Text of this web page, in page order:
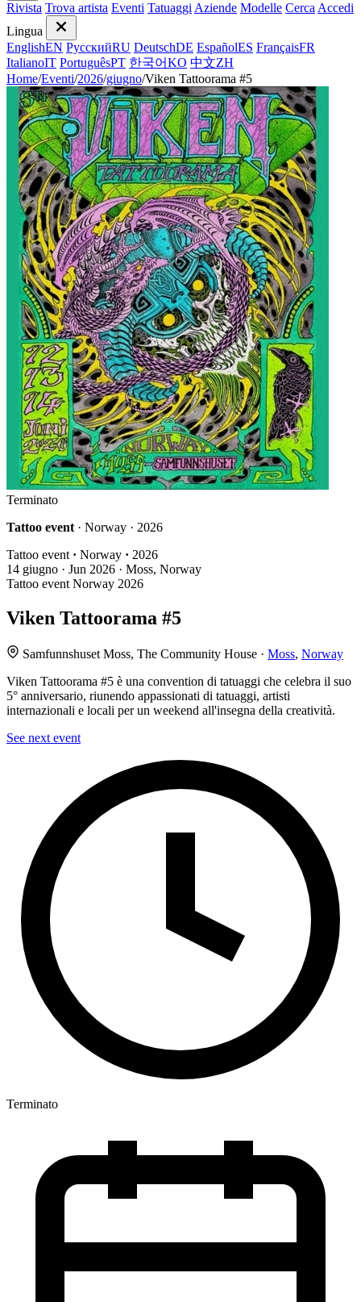
Rivista Trova artista Eventi Tatuaggi Aziende Modelle Cerca Accedi
Lingua
EnglishEN РусскийRU DeutschDE EspañolES FrançaisFR
ItalianoIT PortuguêsPT 한국어KO 中文ZH
Home/Eventi/2026/giugno/Viken Tattoorama #5
Terminato
Tattoo event · Norway · 2026
Tattoo event · Norway · 2026
14 giugno · Jun 2026 · Moss, Norway
Tattoo event Norway 2026
Viken Tattoorama #5
Samfunnshuset Moss, The Community House · Moss, Norway
Viken Tattoorama #5 è una convention di tatuaggi che celebra il suo
5° anniversario, riunendo appassionati di tatuaggi, artisti
internazionali e locali per un weekend all'insegna della creatività.
See next event
Terminato